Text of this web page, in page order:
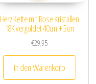
Herz Kette mit Rose Kristallen
18K vergoldet 40cm + 5cm
€29,95
In den Warenkorb